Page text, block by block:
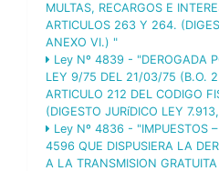
MULTAS, RECARGOS E
ARTICULOS 263 Y 264.
ANEXO VI.) "
Ley Nº 4839 - "DEROGADA
LEY 9/75 DEL 21/03/75 (B.O.
ARTICULO 212 DEL CODIGO
(DIGESTO JURíDICO LEY
Ley Nº 4836 - "IMPUESTOS
4596 QUE DISPUSIERA LA
A LA TRANSMISION